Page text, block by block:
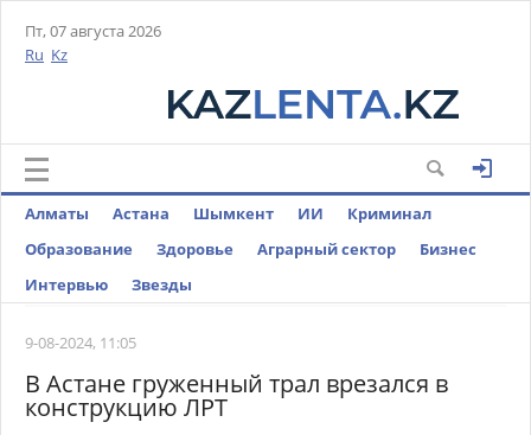
Пт, 07 августа 2026
Ru Kz
Алматы Астана Шымкент ИИ
Криминал
Образование
Здоровье Аграрный сектор
Бизнес
Интервью
Звезды
9-08-2024, 11:05
В Астане груженный трал врезался в
конструкцию ЛРТ